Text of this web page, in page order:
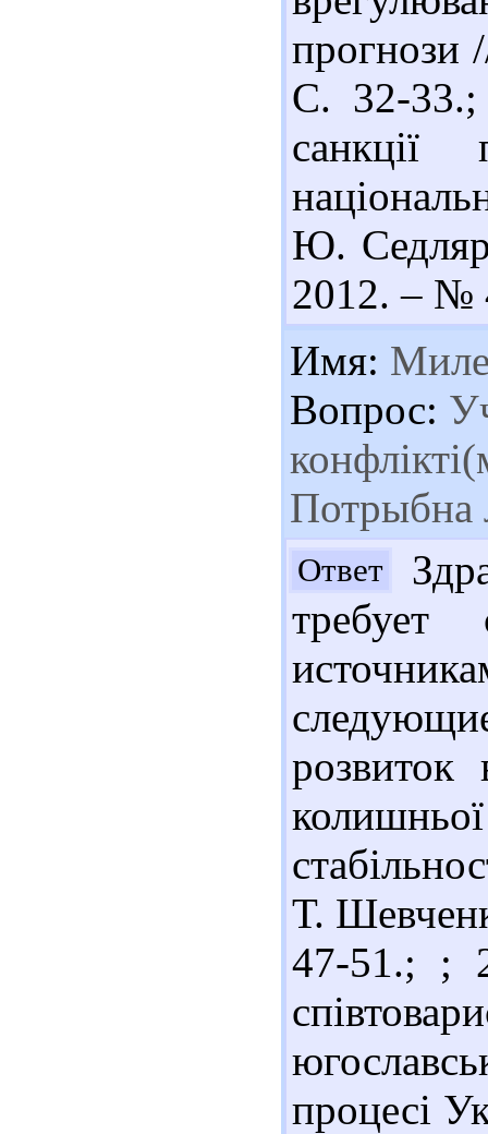
прогнози
С. 32-
Ю.
2012. – №
Имя:
Вопрос:
Потрыбна
Ответ
требует
розвиток
Т.
47-51.; ;
процесі